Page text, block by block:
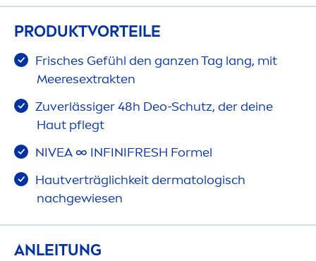
PRODUKTVORTEILE
Frisches Gefühl den ganzen Tag lang, mit
Meeresextrakten
Zuverlässiger 48h Deo-Schutz, der deine
Haut pflegt
NIVEA ∞ INFINIFRESH Formel
Hautverträglichkeit dermatologisch
nachgewiesen
ANLEITUNG